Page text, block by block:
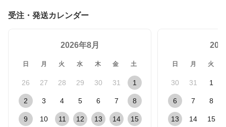
受注・発送カレンダー
2026年8月
日 月 火 水 木 金 土
26 27 28 29 30 31 1
2 3 4 5 6 7 8
9 10 11 12 13 14 15
日 月 火
30 31 1
6 7 8
13 14 15